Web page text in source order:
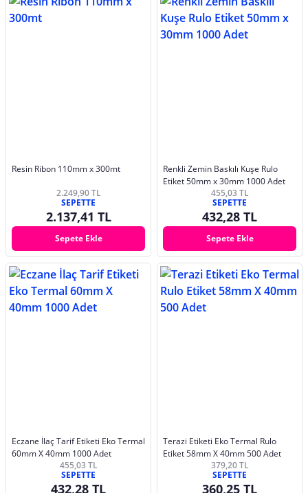
Resin Ribon 110mm x 300mt
2.249,90 TL
SEPETTE
2.137,41 TL
Sepete Ekle
Renkli Zemin Baskılı Kuşe Rulo
Etiket 50mm x 30mm 1000 Adet
455,03 TL
SEPETTE
432,28 TL
Sepete Ekle
Eczane İlaç Tarif Etiketi Eko Termal
60mm X 40mm 1000 Adet
455,03 TL
SEPETTE
432,28 TL
Terazi Etiketi Eko Termal Rulo
Etiket 58mm X 40mm 500 Adet
379,20 TL
SEPETTE
360,25 TL